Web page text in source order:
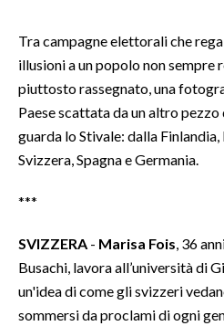
SARDEGNA TURISMO
NOTIZIE
EVENTI
#CARAUNIONE
3 MINUTI CON
INSULARITÀ
Tra campagne elettorali che
illusioni a un popolo non sempre
piuttosto rassegnato, una
Paese scattata da un altro pezzo
guarda lo Stivale: dalla Finlandia,
Svizzera, Spagna e Germania.
***
SVIZZERA - Marisa Fois , 36
Busachi, lavora all’università di
un'idea di come gli svizzeri
sommersi da proclami di ogni